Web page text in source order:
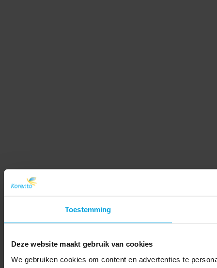
Toestemming
Deze website maakt gebruik van cookies
We gebruiken cookies om content en advertenties te